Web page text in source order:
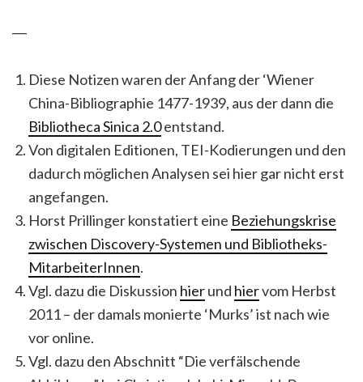
―
Diese Notizen waren der Anfang der ‘Wiener
China-Bibliographie 1477-1939, aus der dann die
Bibliotheca Sinica 2.0entstand.
Von digitalen Editionen, TEI-Kodierungen und den
dadurch möglichen Analysen sei hier gar nicht erst
angefangen.
Horst Prillinger konstatiert eine Beziehungskrise
zwischen Discovery-Systemen und Bibliotheks-
MitarbeiterInnen.
Vgl. dazu die Diskussion hierund hiervom Herbst
2011 – der damals monierte ‘Murks’ ist nach wie
vor online.
Vgl. dazu den Abschnitt “Die verfälschende